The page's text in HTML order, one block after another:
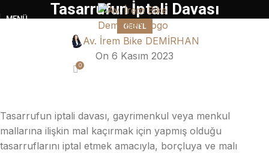
MENÜ Tasarrufun İptali Davası
GENEL
Av. İrem Bike DEMİRHAN
On 6 Kasım 2023
0
Tasarrufun iptali davası, gayrimenkul veya menkul
mallarına ilişkin mal kaçırmak için yapmış olduğu
tasarruflarını iptal etmek amacıyla, borçluya ve malı